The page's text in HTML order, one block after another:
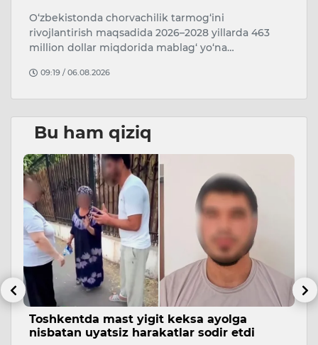
O‘zbekistonda chorvachilik tarmog‘ini
rivojlantirish maqsadida 2026–2028 yillarda 463
million dollar miqdorida mablag‘ yo‘na…
09:19 / 06.08.2026
Bu ham qiziq
Toshkentda mast yigit keksa ayolga
nisbatan uyatsiz harakatlar sodir etdi